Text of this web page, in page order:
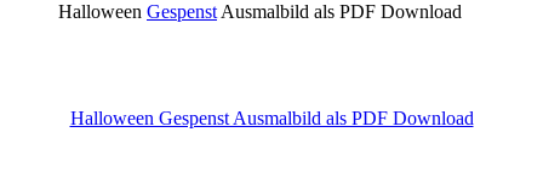
Halloween Gespenst Ausmalbild als PDF Download
Halloween Gespenst Ausmalbild als PDF Download